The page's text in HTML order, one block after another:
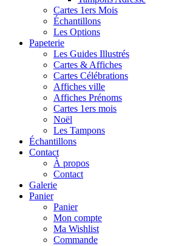
Cartes 1ers Mois
Échantillons
Les Options
Papeterie
Les Guides Illustrés
Cartes & Affiches
Cartes Célébrations
Affiches ville
Affiches Prénoms
Cartes 1ers mois
Noël
Les Tampons
Échantillons
Contact
À propos
Contact
Galerie
Panier
Panier
Mon compte
Ma Wishlist
Commande